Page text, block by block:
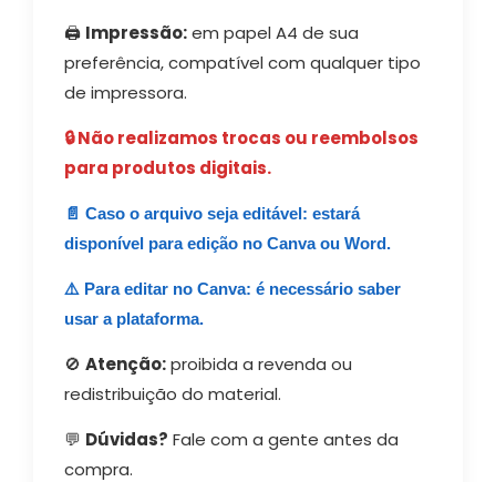
🖨️ Impressão:em papel A4 de sua
preferência, compatível com qualquer tipo
de impressora.
🔒 Não realizamos trocas ou reembolsos
para produtos digitais.
📄 Caso o arquivo seja editável: estará
disponível para edição no Canva ou Word.
⚠️ Para editar no Canva: é necessário saber
usar a plataforma.
🚫 Atenção:proibida a revenda ou
redistribuição do material.
💬 Dúvidas? Fale com a gente antes da
compra.